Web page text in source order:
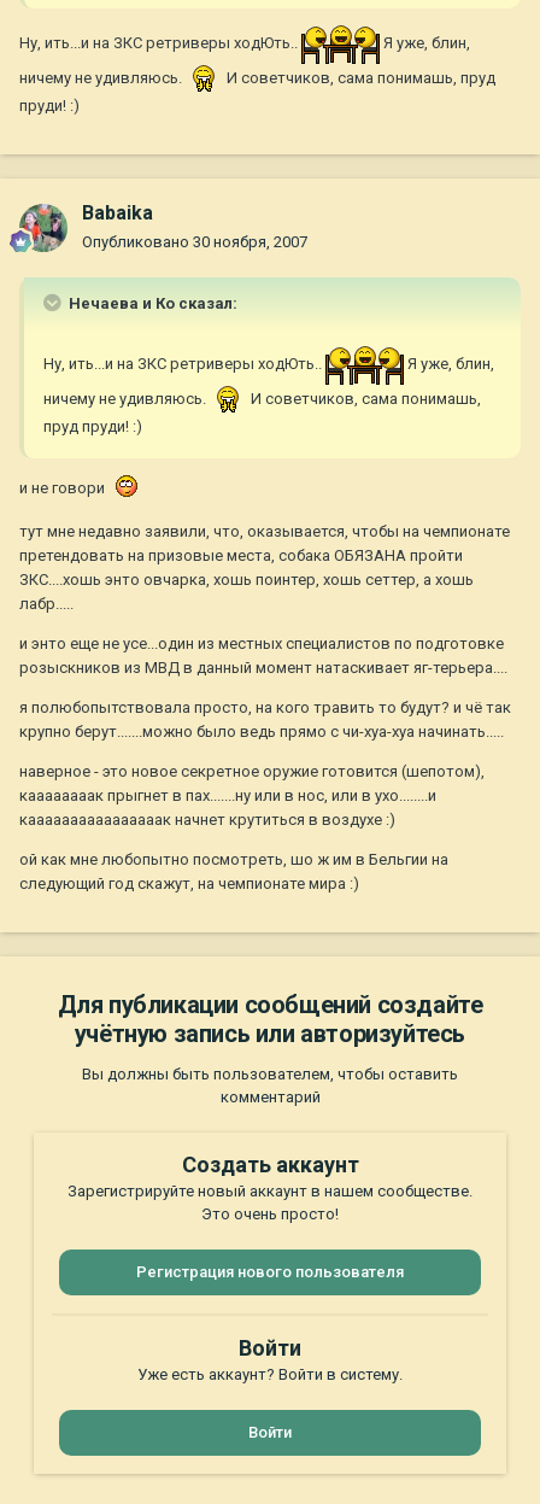
Ну, ить...и на ЗКС ретриверы ходЮть..
Я уже, блин,
ничему не удивляюсь.
И советчиков, сама понимашь, пруд
пруди! :)
Babaika
Опубликовано 30 ноября, 2007
Нечаева и Ко сказал:
Ну, ить...и на ЗКС ретриверы ходЮть..
Я уже, блин,
ничему не удивляюсь.
И советчиков, сама понимашь,
пруд пруди! :)
и не говори
тут мне недавно заявили, что, оказывается, чтобы на чемпионате
претендовать на призовые места, собака ОБЯЗАНА пройти
ЗКС....хошь энто овчарка, хошь поинтер, хошь сеттер, а хошь
лабр.....
и энто еще не усе...один из местных специалистов по подготовке
розыскников из МВД в данный момент натаскивает яг-терьера....
я полюбопытствовала просто, на кого травить то будут? и чё так
крупно берут.......можно было ведь прямо с чи-хуа-хуа начинать.....
наверное - это новое секретное оружие готовится (шепотом),
каааааааак прыгнет в пах.......ну или в нос, или в ухо........и
каааааааааааааааак начнет крутиться в воздухе :)
ой как мне любопытно посмотреть, шо ж им в Бельгии на
следующий год скажут, на чемпионате мира :)
Для публикации сообщений создайте
учётную запись или авторизуйтесь
Вы должны быть пользователем, чтобы оставить
комментарий
Создать аккаунт
Зарегистрируйте новый аккаунт в нашем сообществе.
Это очень просто!
Регистрация нового пользователя
Войти
Уже есть аккаунт? Войти в систему.
Войти